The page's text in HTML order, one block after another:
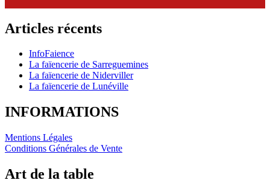
Articles récents
InfoFaience
La faïencerie de Sarreguemines
La faïencerie de Niderviller
La faïencerie de Lunéville
INFORMATIONS
Mentions Légales
Conditions Générales de Vente
Art de la table